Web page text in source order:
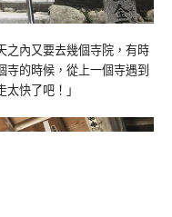
之內又要去幾個寺院，有時
的時候，從上一個寺遇到
快了吧！」